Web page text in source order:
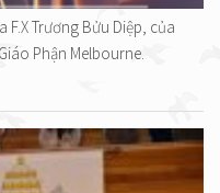
F.X Trương Bửu Diệp, của
Phận Melbourne.